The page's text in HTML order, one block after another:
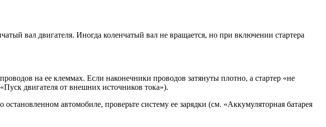
вал двигателя. Иногда коленчатый вал не вращается, но при включении стартера
на ее клеммах. Если наконечники проводов затянуты плотно, а стартер «не
двигателя от внешних источников тока»).
автомобиле, проверьте систему ее зарядки (см. «Аккумуляторная батарея